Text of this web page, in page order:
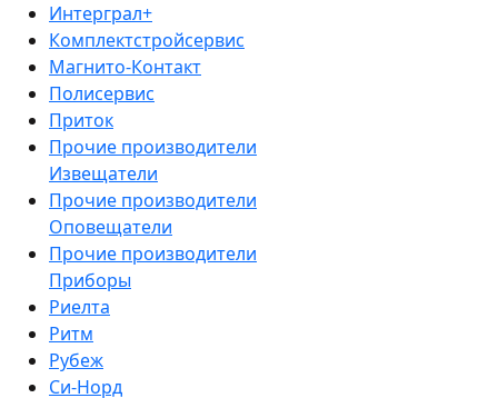
Интерграл+
Комплектстройсервис
Магнито-Контакт
Полисервис
Приток
Прочие производители
Извещатели
Прочие производители
Оповещатели
Прочие производители
Приборы
Риелта
Ритм
Рубеж
Си-Норд